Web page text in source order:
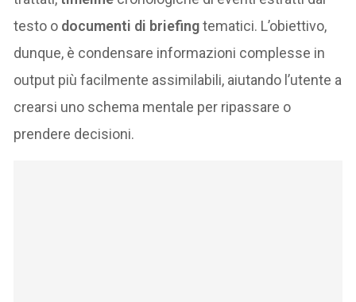
testo o documenti di briefingtematici​. L’obiettivo,
dunque, è condensare informazioni complesse in
output più facilmente assimilabili, aiutando l’utente a
crearsi uno schema mentale per ripassare o
prendere decisioni.